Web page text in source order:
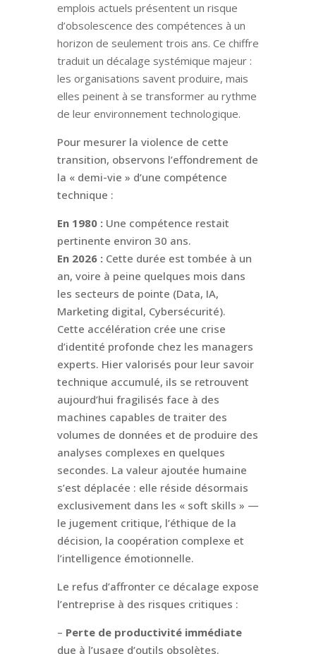
emplois actuels présentent un risque
d’obsolescence des compétences à un
horizon de seulement trois ans. Ce chiffre
traduit un décalage systémique majeur :
les organisations savent produire, mais
elles peinent à se transformer au rythme
de leur environnement technologique.
Pour mesurer la violence de cette
transition, observons l’effondrement de
la « demi-vie » d’une compétence
technique :
En 1980 :Une compétence restait
pertinente environ 30 ans.
En 2026 :Cette durée est tombée à un
an, voire à peine quelques mois dans
les secteurs de pointe (Data, IA,
Marketing digital, Cybersécurité).
Cette accélération crée une crise
d’identité profonde chez les managers
experts. Hier valorisés pour leur savoir
technique accumulé, ils se retrouvent
aujourd’hui fragilisés face à des
machines capables de traiter des
volumes de données et de produire des
analyses complexes en quelques
secondes. La valeur ajoutée humaine
s’est déplacée : elle réside désormais
exclusivement dans les « soft skills » —
le jugement critique, l’éthique de la
décision, la coopération complexe et
l’intelligence émotionnelle.
Le refus d’affronter ce décalage expose
l’entreprise à des risques critiques :
– Perte de productivité immédiate
due à l’usage d’outils obsolètes.